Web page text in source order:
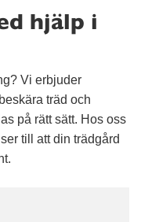
hjälp i
Vi erbjuder
träd och
på rätt sätt. Hos oss
till att din trädgård